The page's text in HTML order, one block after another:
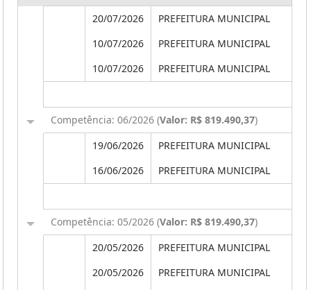
20/07/2026
PREFEITURA MUNICIPAL
10/07/2026
PREFEITURA MUNICIPAL
10/07/2026
PREFEITURA MUNICIPAL
Competência: 06/2026 (Valor: R$ 819.490,37)
19/06/2026
PREFEITURA MUNICIPAL
16/06/2026
PREFEITURA MUNICIPAL
Competência: 05/2026 (Valor: R$ 819.490,37)
20/05/2026
PREFEITURA MUNICIPAL
20/05/2026
PREFEITURA MUNICIPAL